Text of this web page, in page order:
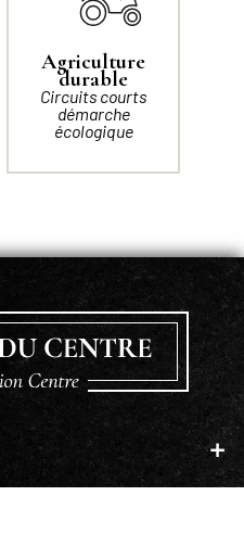
Agriculture
durable
Circuits courts
démarche
écologique